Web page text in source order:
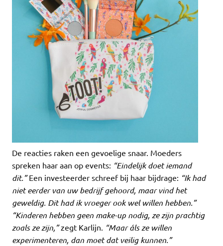
De reacties raken een gevoelige snaar. Moeders
spreken haar aan op events: “Eindelijk doet iemand
dit.”Een investeerder schreef bij haar bijdrage: “Ik had
niet eerder van uw bedrijf gehoord, maar vind het
geweldig. Dit had ik vroeger ook wel willen hebben.”
“Kinderen hebben geen make-up nodig, ze zijn prachtig
zoals ze zijn,”zegt Karlijn. “Maar áls ze willen
experimenteren, dan moet dat veilig kunnen.”